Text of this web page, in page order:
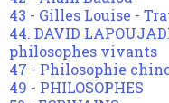
43 - Gilles Louise -
44. DAVID
philosophes vivants
47 - Philosophie
49 - PHILOSOPHES